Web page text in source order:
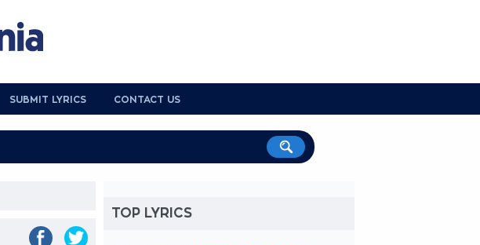
SUBMIT LYRICS CONTACT US
TOP LYRICS